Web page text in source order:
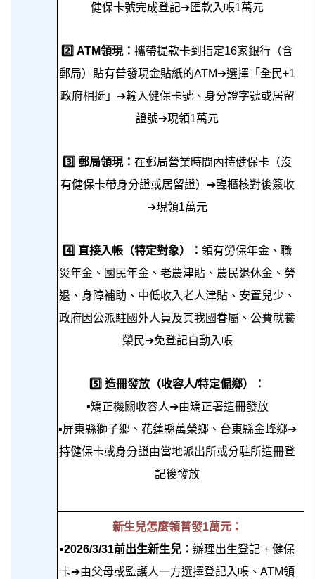
健保卡號完成登記➔匯款入帳1萬元
2️⃣ ATM領現： 攜帶提款卡到指定16家銀行（含
郵局）貼有普發現金貼紙的ATM➔選擇「全民+1
政府相挺」➔輸入健保卡號、身分證字號或居留
證號➔現領1萬元
3️⃣ 郵局領現： 在郵局營業時間內持健保卡（沒
有健保卡帶身分證或居留證）➔臨櫃核對後簽收
➔現領1萬元
4️⃣ 直接入帳（特定對象）： 領有勞保年金、職
災年金、國⺠年⾦、老農津貼、農民退休金、勞
退、身障補助、中低收入老人津貼、安置兒少、
政府因公派駐國外人員及其我國眷屬、公費就養
榮民➔免登記自動入帳
5️⃣ 造冊發放（收容人/特定偏鄉）：
▪矯正機關收容人➔由矯正署造冊發放
▪屏東縣獅子鄉、花蓮縣萬榮鄉、台東縣金峰鄉➔
持健保卡或身分證由當地派出所或分駐所造冊登
記後發放
新生兒怎麼領普發1萬元：
▪2026/3/31前出生新生兒： 辦理出生登記 + 健保
卡➔由父母或監護人一方選擇登記入帳、ATM領